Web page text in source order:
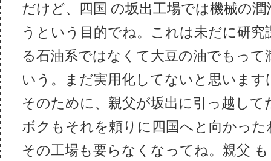
だけど、四国 の坂出工場では機械の潤
うという目的でね。これは未だに研
る石油系ではなくて大豆の油でもっ
いう。まだ実用化してないと思います
そのために、親父が坂出に引っ越し
ボクもそれを頼りに四国へと向かっ
その工場も要らなくなってね。親父